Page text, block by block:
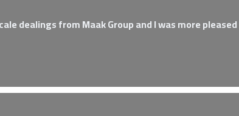
dealings from Maak Group and I was more